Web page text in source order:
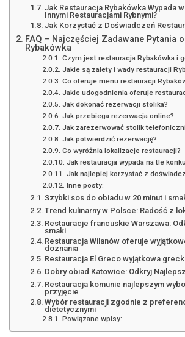
Jak Restauracja Rybakówka Wypada
Innymi Restauracjami Rybnymi?
Jak Korzystać z Doświadczeń
FAQ – Najczęściej Zadawane Pytania
Rybakówka
Czym jest restauracja Rybakówka i
Jakie są zalety i wady restauracji
Co oferuje menu restauracji
Jakie udogodnienia oferuje
Jak dokonać rezerwacji stolika?
Jak przebiega rezerwacja online?
Jak zarezerwować stolik
Jak potwierdzić rezerwację?
Co wyróżnia lokalizacje restauracji?
Jak restauracja wypada na tle
Jak najlepiej korzystać z
Inne posty:
Szybki sos do obiadu w 20 minut i
Trend kulinarny w Polsce: Radość z
Restauracje francuskie Warszawa:
smaki
Restauracja Wilanów oferuje
doznania
Restauracja El Greco wyjątkowa
Dobry obiad Katowice: Odkryj
Restauracja komunie najlepszym
przyjęcie
Wybór restauracji zgodnie z
dietetycznymi
Powiązane wpisy: